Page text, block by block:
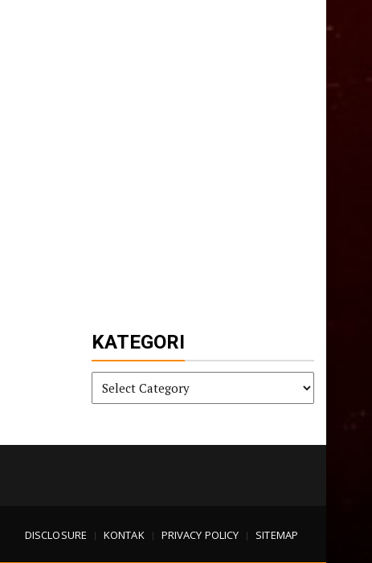
KATEGORI
KATEGORI
DISCLOSURE KONTAK PRIVACY POLICY SITEMAP